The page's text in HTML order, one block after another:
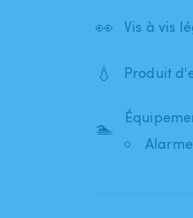
👀 Vis à vis
💧 Produit
🏊